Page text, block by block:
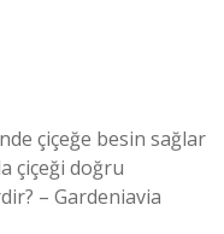
çiçeğe besin sağlar
çiçeği doğru
– Gardeniavia